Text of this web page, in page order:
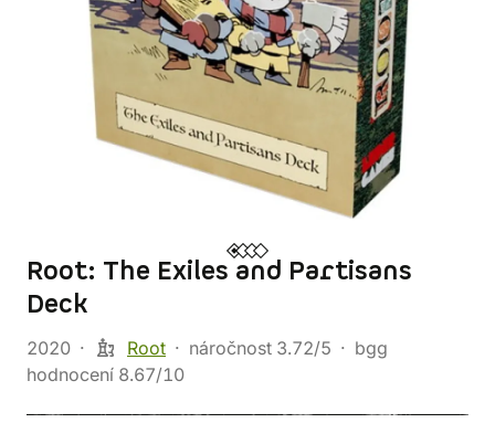
Root: The Exiles and Partisans
Deck
2020 Root náročnost 3.72/5
bgg
hodnocení 8.67/10